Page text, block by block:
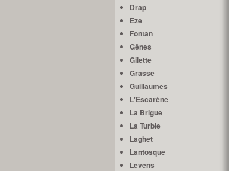
Drap
Eze
Fontan
Gênes
Gilette
Grasse
Guillaumes
L'Escarène
La Brigue
La Turbie
Laghet
Lantosque
Levens